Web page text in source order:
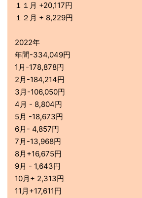
１１月 +20,117円
１２月 + 8,229円
2022年
年間-334,049円
1月-178,878円
2月-184,214円
3月-106,050円
4月 - 8,804円
5月 -18,673円
6月- 4,857円
7月-13,968円
8月+16,675円
9月 - 1,643円
10月+ 2,313円
11月+17,611円